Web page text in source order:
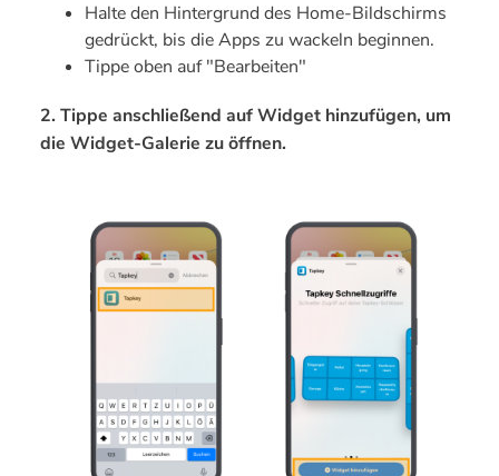
Halte den Hintergrund des Home-Bildschirms
gedrückt, bis die Apps zu wackeln beginnen.
Tippe oben auf "Bearbeiten"
2. Tippe anschließend auf Widget hinzufügen, um
die Widget-Galerie zu öffnen.